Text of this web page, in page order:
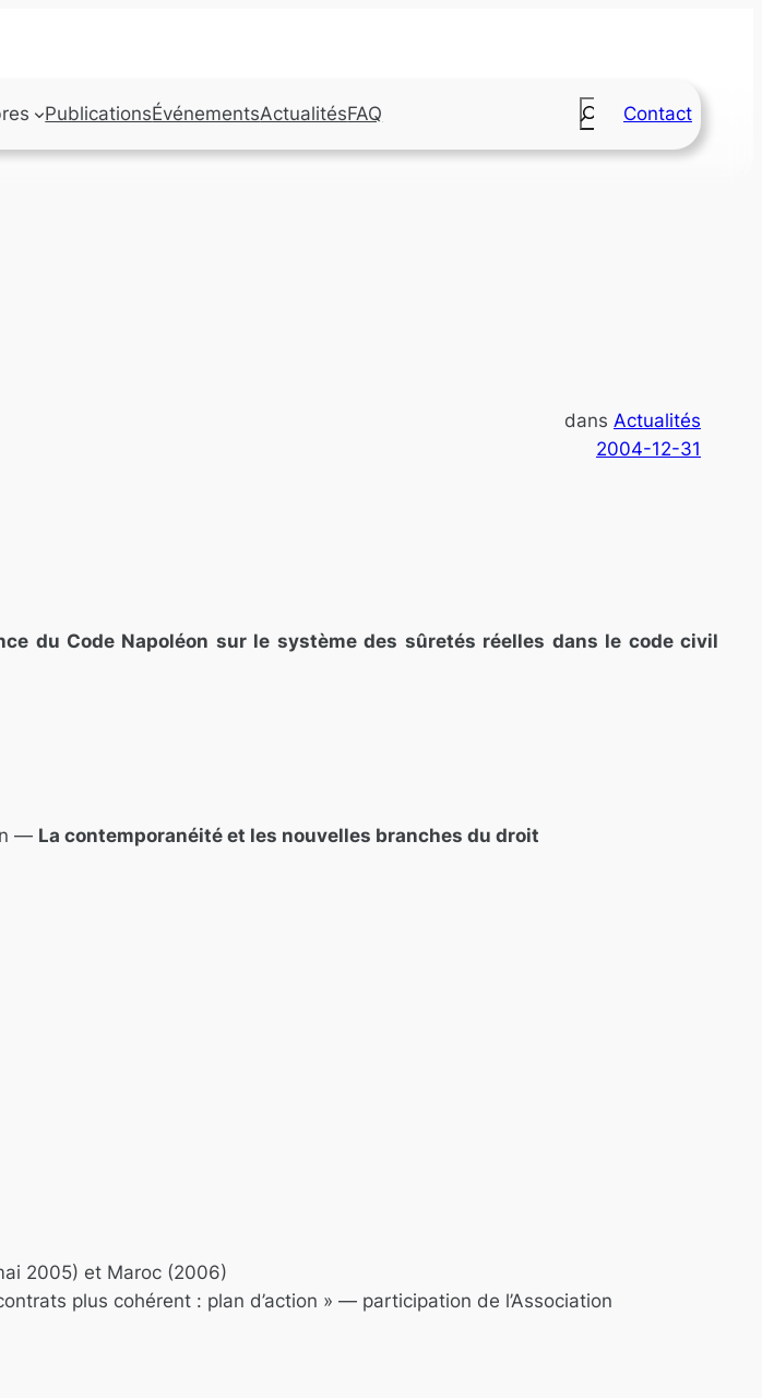
PublicationsÉvénementsActualitésFAQ SearchContact
dans Actualités
2004-12-31
du Code Napoléon sur le système des sûretés réelles dans le code civil
— La contemporanéité et les nouvelles branches du droit
2005) et Maroc (2006)
plus cohérent : plan d’action » — participation de l’Association